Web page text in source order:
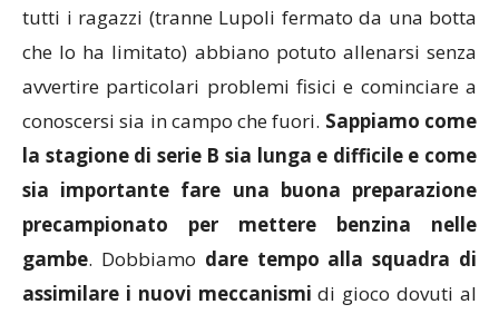
tutti i ragazzi (tranne Lupoli fermato da una botta
che lo ha limitato) abbiano potuto allenarsi senza
avvertire particolari problemi fisici e cominciare a
conoscersi sia in campo che fuori. Sappiamo come
la stagione di serie B sia lunga e difficile e come
sia importante fare una buona preparazione
precampionato per mettere benzina nelle
gambe. Dobbiamo dare tempo alla squadra di
assimilare i nuovi meccanismi di gioco dovuti al